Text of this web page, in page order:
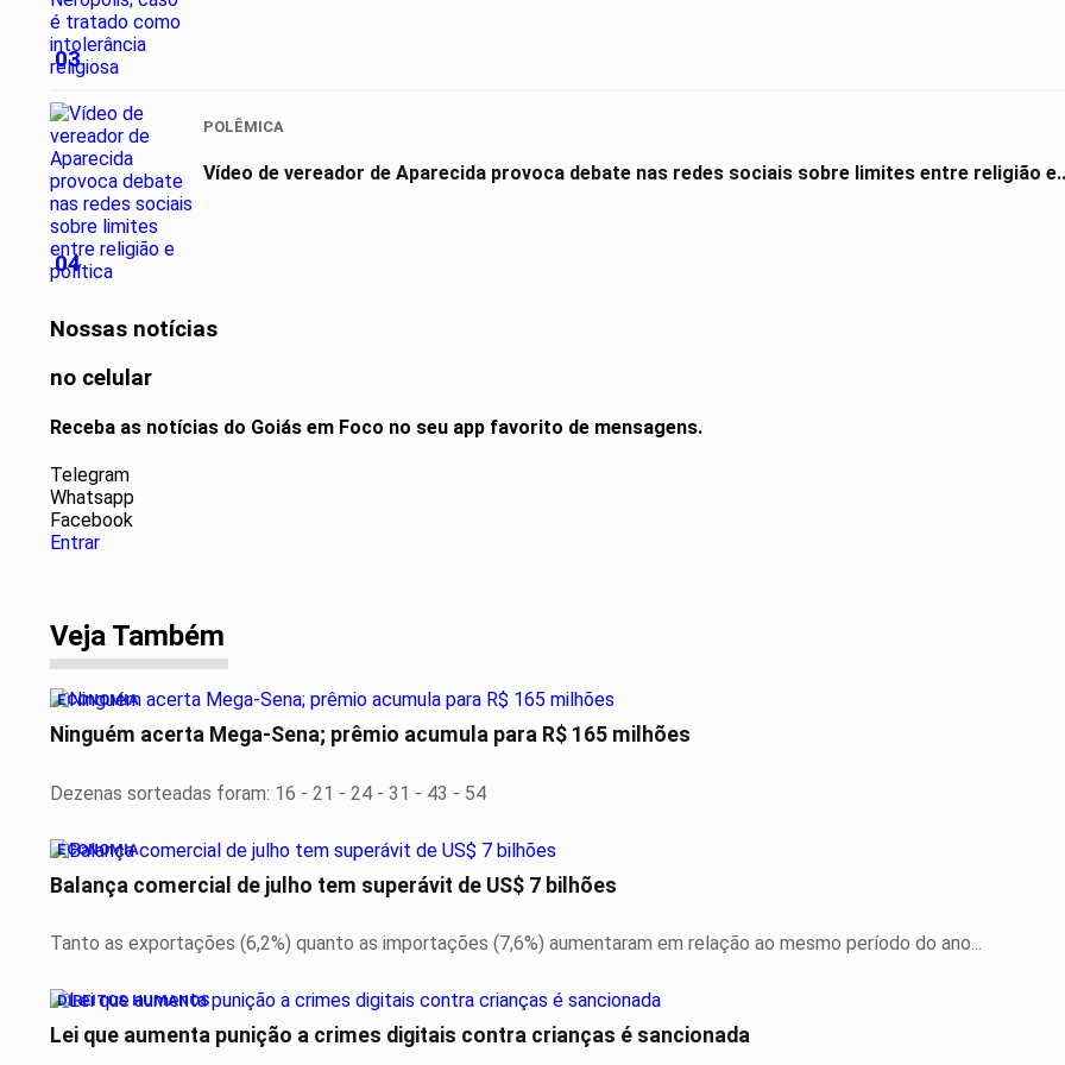
03
04
POLÊMICA
Vídeo de vereador de Aparecida provoca debate nas redes sociais sobre limites entre religião
Nossas notícias
no celular
Receba as notícias do Goiás em Foco no seu app favorito de mensagens.
Telegram
Whatsapp
Facebook
Entrar
Veja Também
ECONOMIA
Ninguém acerta Mega-Sena; prêmio acumula para R$ 165 milhões
Dezenas sorteadas foram: 16 - 21 - 24 - 31 - 43 - 54
ECONOMIA
Balança comercial de julho tem superávit de US$ 7 bilhões
Tanto as exportações (6,2%) quanto as importações (7,6%) aumentaram em relação ao mesmo período do ano...
DIREITOS HUMANOS
Lei que aumenta punição a crimes digitais contra crianças é sancionada